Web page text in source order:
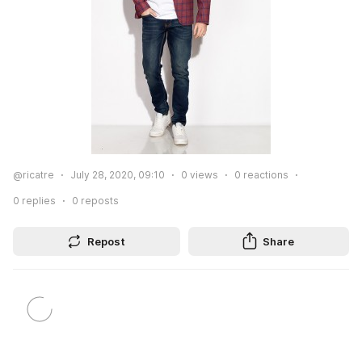
@ricatre July 28, 2020, 09:10 0 views 0 reactions
0 replies 0 reposts
Repost Share